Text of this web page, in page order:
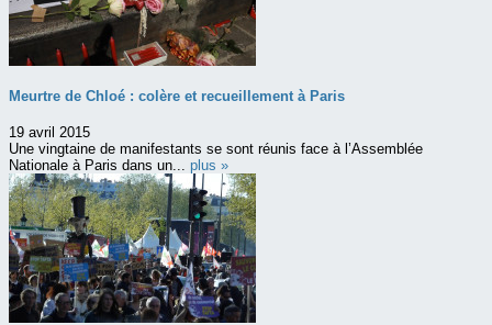
Meurtre de Chloé : colère et recueillement à Paris
19 avril 2015
Une vingtaine de manifestants se sont réunis face à l’Assemblée
Nationale à Paris dans un... plus »